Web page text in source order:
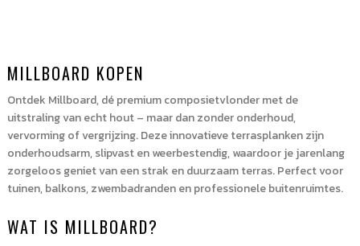
(10
aantal
MILLBOARD KOPEN
Ontdek Millboard, dé premium composietvlonder met de
uitstraling van echt hout – maar dan zonder onderhoud,
vervorming of vergrijzing. Deze innovatieve terrasplanken zijn
onderhoudsarm, slipvast en weerbestendig, waardoor je jarenlang
zorgeloos geniet van een strak en duurzaam terras. Perfect voor
tuinen, balkons, zwembadranden en professionele buitenruimtes.
WAT IS MILLBOARD?